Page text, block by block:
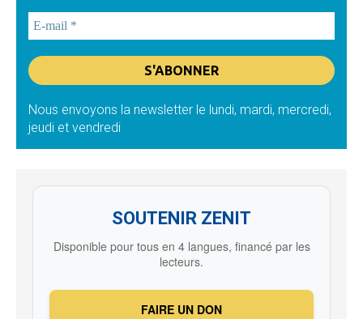
Nous envoyons la newsletter le lundi, mardi, mercredi,
jeudi et vendredi
SOUTENIR ZENIT
Disponible pour tous en 4 langues, financé par les
lecteurs.
FAIRE UN DON